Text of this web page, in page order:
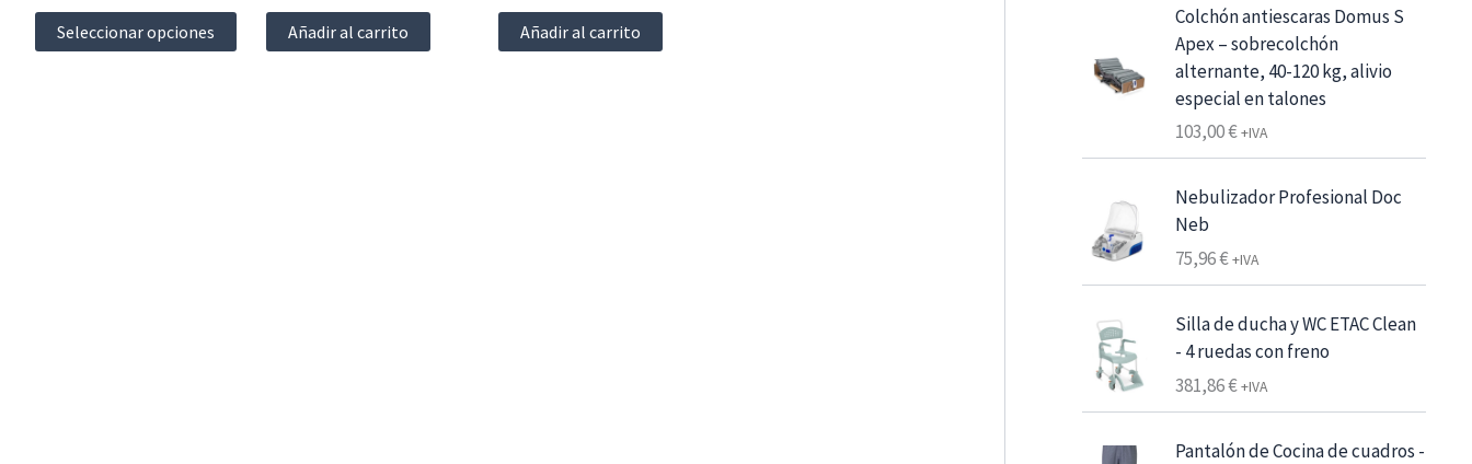
precios:
desde
Seleccionar opciones
Este
producto
Añadir al carrito Añadir al carrito
:
d
e
s
,
€
7
Colchón antiescaras Domus S
Apex – sobrecolchón
alternante, 40-120 kg, alivio
especial en talones
103,00€+IVA
Nebulizador Profesional Doc
Neb
75,96€+IVA
Silla de ducha y WC ETAC Clean
- 4 ruedas con freno
381,86€+IVA
Pantalón de Cocina de cuadros -